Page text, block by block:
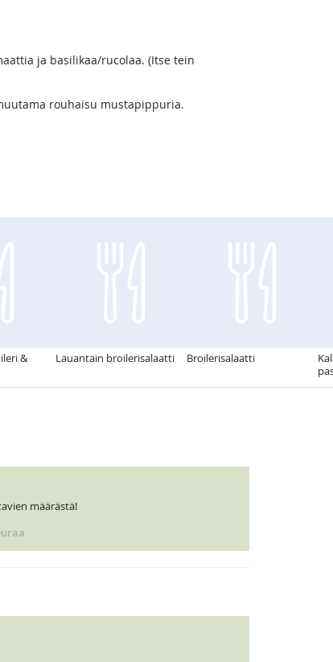
ja basilikaa/rucolaa. (Itse tein
rouhaisu mustapippuria.
&
Lauantain broilerisalaatti Broilerisalaatti
määrästä!